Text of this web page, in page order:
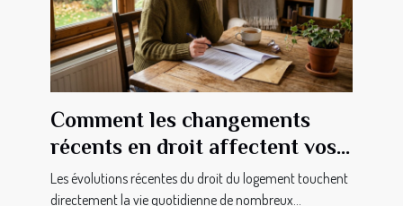
Comment les changements
récents en droit affectent vos
droits en tant que locataire ?
Les évolutions récentes du droit du logement touchent
directement la vie quotidienne de nombreux...